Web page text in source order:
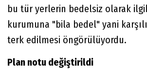
bu tür yerlerin bedelsiz olarak
kurumuna "bila bedel" yani
terk edilmesi öngörülüyordu.
Plan notu değiştirildi